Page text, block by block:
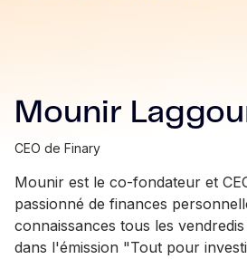
Mounir
CEO de Finary
Mounir est le co-fondateur et
passionné de finances
connaissances tous les
dans l'émission "Tout pour